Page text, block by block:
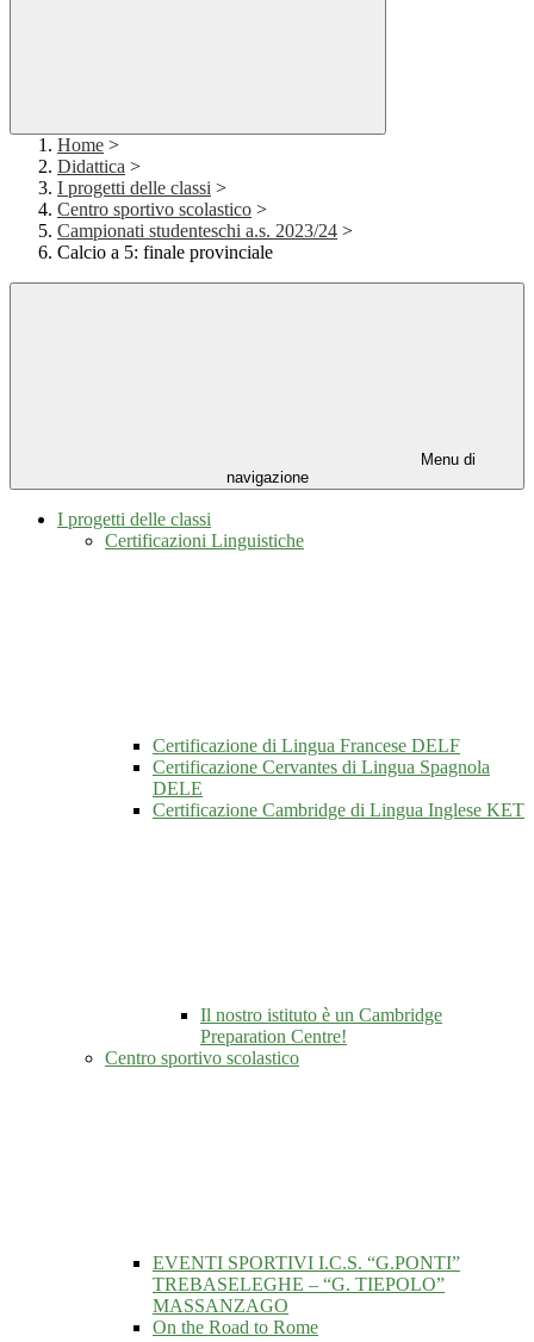
Home >
Didattica >
I progetti delle classi >
Centro sportivo scolastico >
Campionati studenteschi a.s. 2023/24 >
Calcio a 5: finale provinciale
Menu di
navigazione
I progetti delle classi
Certificazioni Linguistiche
Certificazione di Lingua Francese DELF
Certificazione Cervantes di Lingua Spagnola
DELE
Certificazione Cambridge di Lingua Inglese KET
Il nostro istituto è un Cambridge
Preparation Centre!
Centro sportivo scolastico
EVENTI SPORTIVI I.C.S. “G.PONTI”
TREBASELEGHE – “G. TIEPOLO”
MASSANZAGO
On the Road to Rome